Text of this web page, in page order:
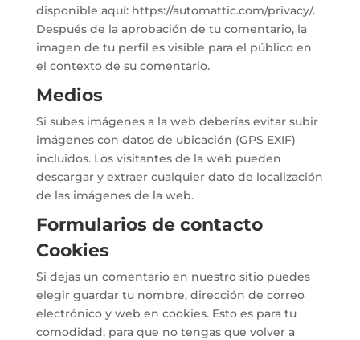
disponible aquí: https://automattic.com/privacy/.
Después de la aprobación de tu comentario, la
imagen de tu perfil es visible para el público en
el contexto de su comentario.
Medios
Si subes imágenes a la web deberías evitar subir
imágenes con datos de ubicación (GPS EXIF)
incluidos. Los visitantes de la web pueden
descargar y extraer cualquier dato de localización
de las imágenes de la web.
Formularios de contacto
Cookies
Si dejas un comentario en nuestro sitio puedes
elegir guardar tu nombre, dirección de correo
electrónico y web en cookies. Esto es para tu
comodidad, para que no tengas que volver a